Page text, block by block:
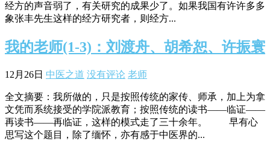
经方的声音弱了，有关研究的成果少了。如果我国有许许多多
象张丰先生这样的经方研究者，则经方...
我的老师(1-3)：刘渡舟、胡希恕、许振寰
12月26日 中医之道 没有评论 老师
全文摘要：我所做的，只是按照传统的家传、师承，加上为拿
文凭而系统接受的学院派教育；按照传统的读书——临证——
再读书——再临证，这样的模式走了三十余年。 早有心
思写这个题目，除了缅怀，亦有感于中医界的...